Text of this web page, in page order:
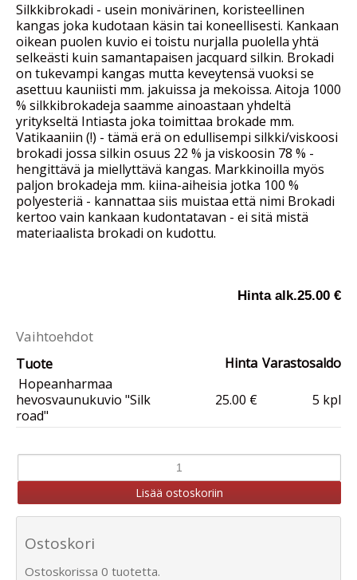
Silkkibrokadi - usein monivärinen, koristeellinen
kangas joka kudotaan käsin tai koneellisesti. Kankaan
oikean puolen kuvio ei toistu nurjalla puolella yhtä
selkeästi kuin samantapaisen jacquard silkin. Brokadi
on tukevampi kangas mutta keveytensä vuoksi se
asettuu kauniisti mm. jakuissa ja mekoissa. Aitoja 1000
% silkkibrokadeja saamme ainoastaan yhdeltä
yritykseltä Intiasta joka toimittaa brokade mm.
Vatikaaniin (!) - tämä erä on edullisempi silkki/viskoosi
brokadi jossa silkin osuus 22 % ja viskoosin 78 % -
hengittävä ja miellyttävä kangas. Markkinoilla myös
paljon brokadeja mm. kiina-aiheisia jotka 100 %
polyesteriä - kannattaa siis muistaa että nimi Brokadi
kertoo vain kankaan kudontatavan - ei sitä mistä
materiaalista brokadi on kudottu.
Hinta alk.25.00 €
Vaihtoehdot
Tuote Hinta Varastosaldo
Hopeanharmaa
hevosvaunukuvio "Silk
road"
25.00 € 5 kpl
Ostoskori
Ostoskorissa 0 tuotetta.